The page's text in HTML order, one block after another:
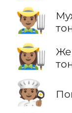
👨🏽‍🌾
👩🏽‍🌾
🧑🏽‍🍳